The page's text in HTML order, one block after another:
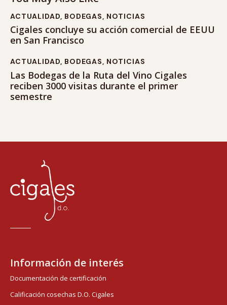
ACTUALIDAD, BODEGAS, NOTICIAS
Cigales concluye su acción comercial de EEUU
en San Francisco
ACTUALIDAD, BODEGAS, NOTICIAS
Las Bodegas de la Ruta del Vino Cigales
reciben 3000 visitas durante el primer
semestre
Información de interés
Documentación de certificación
Calificación cosechas D.O. Cigales